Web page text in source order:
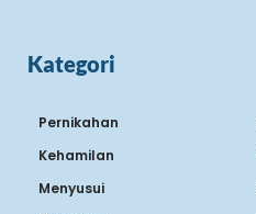
Kategori
Pernikahan
Kehamilan
Menyusui